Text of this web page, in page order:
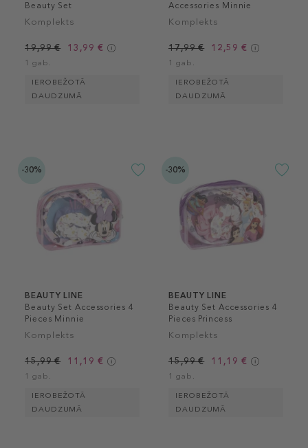
Beauty Set
Komplekts
19,99 € 13,99 €
1 gab.
IEROBEŽOTĀ
DAUDZUMĀ
Accessories Minnie
Komplekts
17,99 € 12,59 €
1 gab.
IEROBEŽOTĀ
DAUDZUMĀ
-30%
BEAUTY LINE
Beauty Set Accessories 4
Pieces Minnie
Komplekts
15,99 € 11,19 €
1 gab.
IEROBEŽOTĀ
DAUDZUMĀ
-30%
BEAUTY LINE
Beauty Set Accessories 4
Pieces Princess
Komplekts
15,99 € 11,19 €
1 gab.
IEROBEŽOTĀ
DAUDZUMĀ